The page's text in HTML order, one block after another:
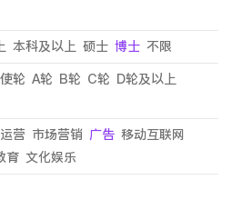
本科及以上 硕士 博士 不限
轮 A轮 B轮 C轮 D轮及以上
营 市场营销 广告 移动互联网
育 文化娱乐